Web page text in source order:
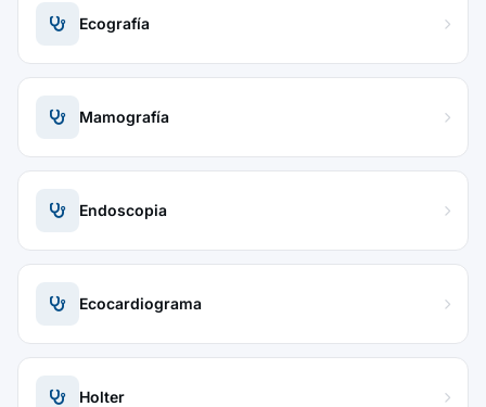
Ecografía
Mamografía
Endoscopia
Ecocardiograma
Holter